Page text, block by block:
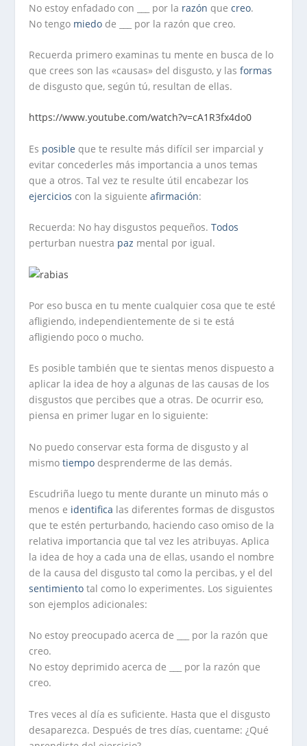
No estoy enfadado con ___ por la razón quecreo.
No tengo miedo de ___ por la razón que creo.
Recuerda primero examinas tu mente en busca de lo
que crees son las «causas» del disgusto, y lasformas
de disgusto que, según tú, resultan de ellas.
https://www.youtube.com/watch?v=cA1R3fx4do0
Es posible que te resulte más difícil ser imparcial y
evitar concederles más importancia a unos temas
que a otros. Tal vez te resulte útil encabezar los
ejercicios con la siguienteafirmación:
Recuerda: No hay disgustos pequeños.Todos
perturban nuestra paz mental por igual.
Por eso busca en tu mente cualquier cosa que te esté
afligiendo, independientemente de si te está
afligiendo poco o mucho.
Es posible también que te sientas menos dispuesto a
aplicar la idea de hoy a algunas de las causas de los
disgustos que percibes que a otras. De ocurrir eso,
piensa en primer lugar en lo siguiente:
No puedo conservar esta forma de disgusto y al
mismotiempo desprenderme de las demás.
Escudriña luego tu mente durante un minuto más o
menos e identifica las diferentes formas de disgustos
que te estén perturbando, haciendo caso omiso de la
relativa importancia que tal vez les atribuyas. Aplica
la idea de hoy a cada una de ellas, usando el nombre
de la causa del disgusto tal como la percibas, y el del
sentimiento tal como lo experimentes. Los siguientes
son ejemplos adicionales:
No estoy preocupado acerca de ___ por la razón que
creo.
No estoy deprimido acerca de ___ por la razón que
creo.
Tres veces al día es suficiente. Hasta que el disgusto
desaparezca. Después de tres días, cuentame: ¿Qué